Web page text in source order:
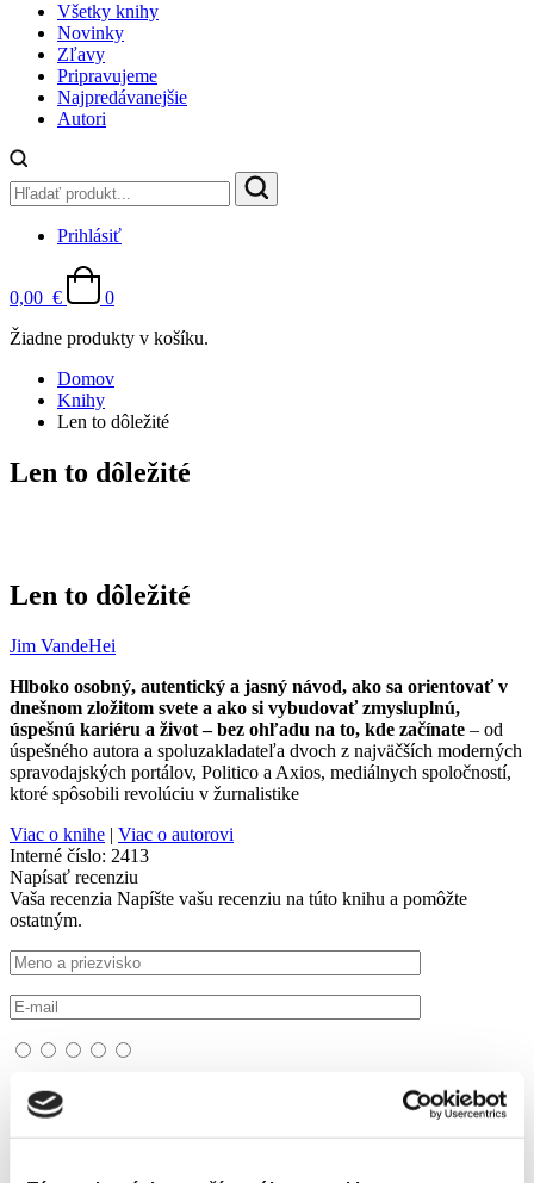
Všetky knihy
Novinky
Zľavy
Pripravujeme
Najpredávanejšie
Autori
Prihlásiť
0,00 €
0
Žiadne produkty v košíku.
Domov
Knihy
Len to dôležité
Len to dôležité
Len to dôležité
Jim VandeHei
Hlboko osobný, autentický a jasný návod, ako sa orientovať v
dnešnom zložitom svete a ako si vybudovať zmysluplnú,
úspešnú kariéru a život – bez ohľadu na to, kde začínate – od
úspešného autora a spoluzakladateľa dvoch z najväčších moderných
spravodajských portálov, Politico a Axios, mediálnych spoločností,
ktoré spôsobili revolúciu v žurnalistike
Viac o knihe | Viac o autorovi
Interné číslo: 2413
Napísať recenziu
Vaša recenzia Napíšte vašu recenziu na túto knihu a pomôžte
ostatným.